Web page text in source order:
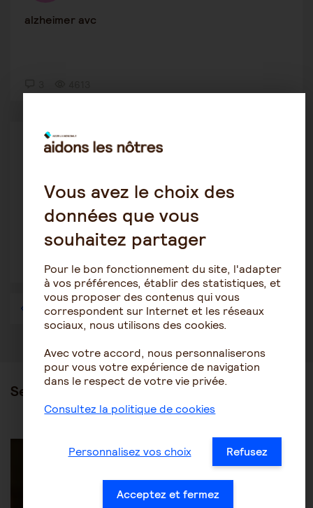
alzheimer avc
alzheimer apa diabète
1589
1 … 32 33 34 35 36
Ses articles
Category:
Autres pathologies
Vous avez le choix des
données que vous
souhaitez partager
Pour le bon fonctionnement du site, l'adapter
à vos préférences, établir des statistiques, et
vous proposer des contenus qui vous
correspondent sur Internet et les réseaux
sociaux, nous utilisons des cookies.
Avec votre accord, nous personnaliserons
pour vous votre expérience de navigation
dans le respect de votre vie privée.
Consultez la politique de cookies
Personnalisez vos choix Refusez
Acceptez et fermez